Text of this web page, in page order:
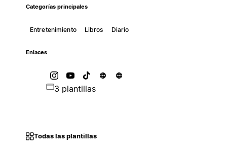
Categorías principales
Entretenimiento Libros Diario
Enlaces
3 plantillas
Todas las plantillas